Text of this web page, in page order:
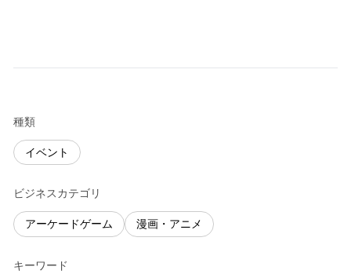
種類
イベント
ビジネスカテゴリ
アーケードゲーム 漫画・アニメ
キーワード